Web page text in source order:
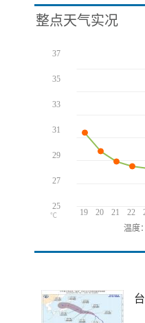
整点天气实况
19 20 21 22
37
35
33
31
29
27
25
℃
温度